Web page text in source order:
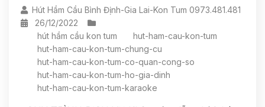
Hút Hầm Cầu Bình Định-Gia Lai-Kon Tum 0973.481.481
26/12/2022
hút hầm cầu kon tum
hut-ham-cau-kon-tum
hut-ham-cau-kon-tum-chung-cu
hut-ham-cau-kon-tum-co-quan-cong-so
hut-ham-cau-kon-tum-ho-gia-dinh
hut-ham-cau-kon-tum-karaoke